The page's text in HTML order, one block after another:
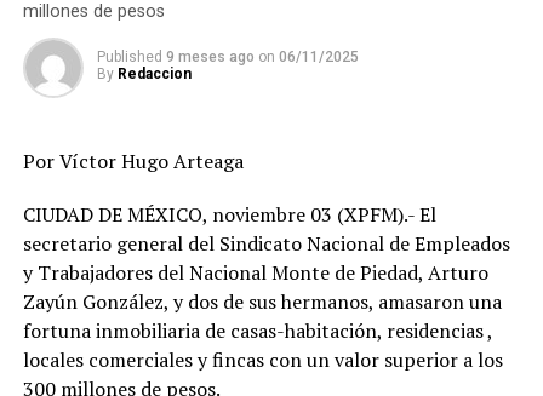
mandatario.
López Obrador indicó que más tarde este lunes el
Gobierno federal dará a conocer sus datos y que espera
“Hoy vamos a aclarar y ojalá que antes de nosotros
aclare la Auditoría”, enfatizó.
(Con información de El Financiero)
RELATED TOPICS:
DESPUÉS
Arrestan en EU a Emma Coronel, esposa de ‘El Chapo’
millones de pesos
Published 9 meses ago on 06/11/2025
By Redaccion
Por Víctor Hugo Arteaga
CIUDAD DE MÉXICO, noviembre 03 (XPFM).- El
secretario general del Sindicato Nacional de Empleados
y Trabajadores del Nacional Monte de Piedad, Arturo
Zayún González, y dos de sus hermanos, amasaron una
fortuna inmobiliaria de casas-habitación, residencias ,
locales comerciales y fincas con un valor superior a los
300 millones de pesos.